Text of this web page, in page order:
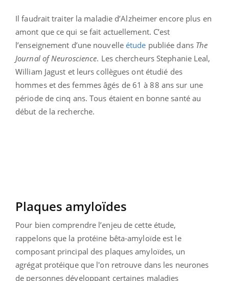
Il faudrait traiter la maladie d’Alzheimer encore plus en
amont que ce qui se fait actuellement. C’est
l’enseignement d’une nouvelleétude publiée dans The
Journal of Neuroscience. Les chercheurs Stephanie Leal,
William Jagust et leurs collègues ont étudié des
hommes et des femmes âgés de 61 à 88 ans sur une
période de cinq ans. Tous étaient en bonne santé au
début de la recherche.
Plaques amyloïdes
Pour bien comprendre l’enjeu de cette étude,
rappelons que la protéine bêta-amyloïde est le
composant principal des plaques amyloïdes, un
agrégat protéique que l'on retrouve dans les neurones
de personnes développant certaines maladies